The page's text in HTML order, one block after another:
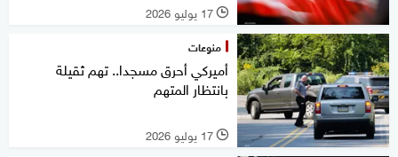
l 17 يوليو 2026
منوعات
أميركي أحرق مسجدا.. تهم ثقيلة
بانتظار المتهم
l 17 يوليو 2026